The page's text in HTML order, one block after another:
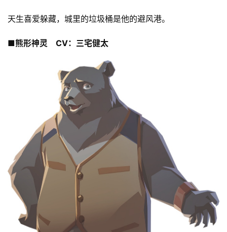
天生喜爱躲藏，城里的垃圾桶是他的避风港。
■熊形神灵　CV：三宅健太